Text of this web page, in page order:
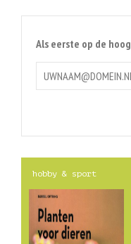
Als eerste op de
hobby & sport